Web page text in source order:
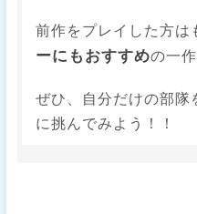
前作をプレイした方は
ーにもおすすめの一作
ぜひ、自分だけの部隊
に挑んでみよう！！